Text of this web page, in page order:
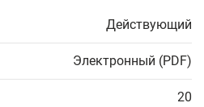
Действующий
Электронный (PDF)
20